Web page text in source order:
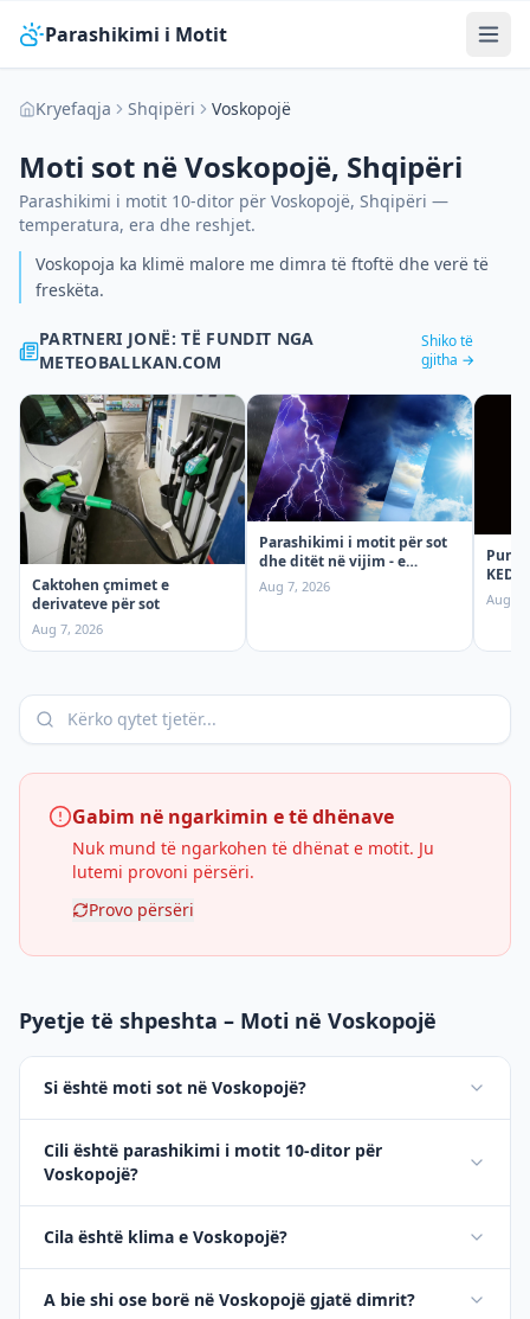
Parashikimi i Motit
Kryefaqja Shqipëri Voskopojë
Moti sot nëVoskopojë, Shqipëri
Parashikimi i motit 10-ditor për Voskopojë, Shqipëri —
temperatura, era dhe reshjet.
Voskopoja ka klimë malore me dimra të ftoftë dhe verë të
freskëta.
PARTNERI JONË: TË FUNDIT NGA
METEOBALLKAN.COM
Shiko të
gjitha →
Caktohen çmimet e
derivateve për sot
Aug 7, 2026
Parashikimi i motit për sot
dhe ditët në vijim - e
premte
Aug 7, 2026
Aug 7,
Gabim në ngarkimin e të dhënave
Nuk mund të ngarkohen të dhënat e motit. Ju
lutemi provoni përsëri.
Provo përsëri
Pyetje të shpeshta – Moti në Voskopojë
Si është moti sot në Voskopojë?
Cili është parashikimi i motit 10-ditor për
Voskopojë?
Cila është klima e Voskopojë?
A bie shi ose borë në Voskopojë gjatë dimrit?